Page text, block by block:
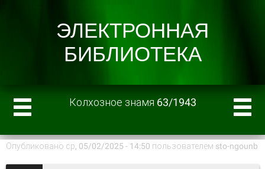
Колхозное знамя 63/1943
Опубликовано ср, 05/02/2025 - 14:50 пользователем sto-ngounb